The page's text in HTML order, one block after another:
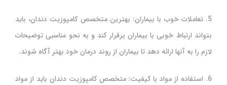
5. تعاملات خوب با بیماران: بهترین متخصص کامپوزیت دندان، باید
بتواند ارتباط خوبی با بیماران برقرار کند و به نحو مناسبی توضیحات
لازم را به آنها ارائه دهد تا بیماران از روند درمان خود بهتر آگاه شوند.
6. استفاده از مواد با کیفیت: متخصص کامپوزیت دندان باید از مواد